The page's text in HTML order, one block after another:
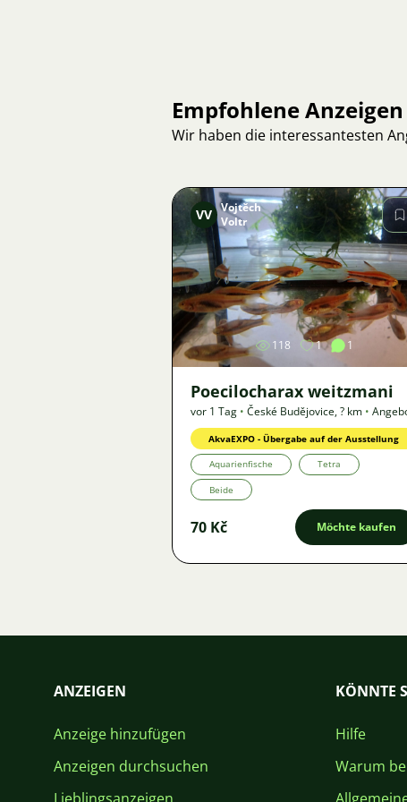
Empfohlene Anzeigen
Wir haben die interessantesten
Bild
VV Vojtěch
Voltr
118 1 1
Poecilocharax weitzmani
vor 1 Tag • České Budějovice,? km •
AkvaEXPO - Übergabe auf der Ausstellung
Aquarienfische Tetra
Beide
70 Kč Möchte kaufen
ANZEIGEN
Anzeige hinzufügen
Anzeigen durchsuchen
KÖNNTE
Hilfe
Warum